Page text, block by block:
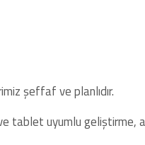
şeffaf ve planlıdır.
tablet uyumlu geliştirme,